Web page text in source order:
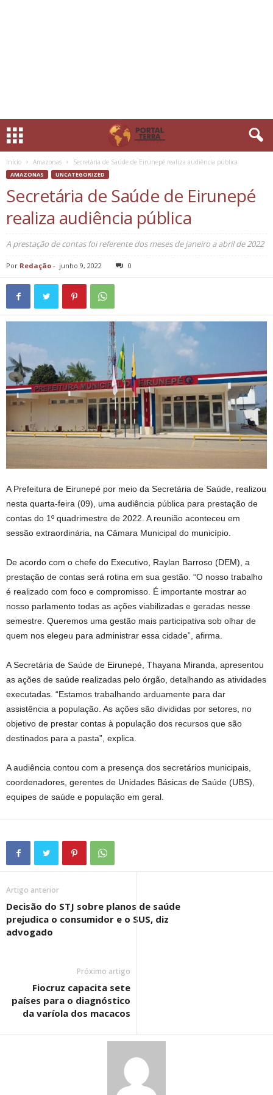
Início Amazonas Secretária de Saúde de Eirunepé realiza audiência pública
AMAZONAS UNCATEGORIZED
Secretária de Saúde de Eirunepé
realiza audiência pública
A prestação de contas foi referente dos meses de janeiro a abril de 2022
Por Redação - junho 9, 2022 0
A Prefeitura de Eirunepé por meio da Secretária de Saúde, realizou
nesta quarta-feira (09), uma audiência pública para prestação de
contas do 1º quadrimestre de 2022. A reunião aconteceu em
sessão extraordinária, na Câmara Municipal do município.
De acordo com o chefe do Executivo, Raylan Barroso (DEM), a
prestação de contas será rotina em sua gestão. “O nosso trabalho
é realizado com foco e compromisso. É importante mostrar ao
nosso parlamento todas as ações viabilizadas e geradas nesse
semestre. Queremos uma gestão mais participativa sob olhar de
quem nos elegeu para administrar essa cidade”, afirma.
A Secretária de Saúde de Eirunepé, Thayana Miranda, apresentou
as ações de saúde realizadas pelo órgão, detalhando as atividades
executadas. “Estamos trabalhando arduamente para dar
assistência a população. As ações são divididas por setores, no
objetivo de prestar contas à população dos recursos que são
destinados para a pasta”, explica.
A audiência contou com a presença dos secretários municipais,
coordenadores, gerentes de Unidades Básicas de Saúde (UBS),
equipes de saúde e população em geral.
Artigo anterior
Decisão do STJ sobre planos de saúde
prejudica o consumidor e o SUS, diz
advogado
Próximo artigo
Fiocruz capacita sete
países para o diagnóstico
da varíola dos macacos